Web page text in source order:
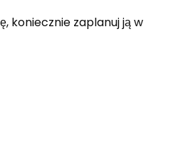
koniecznie zaplanuj ją w